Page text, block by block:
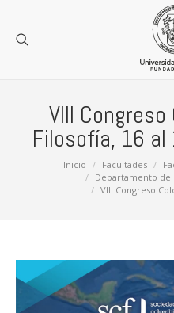
VIII
Filosofía, 16 al
Estás aquí:Inicio Facultades
Departamento de
VIII Congreso